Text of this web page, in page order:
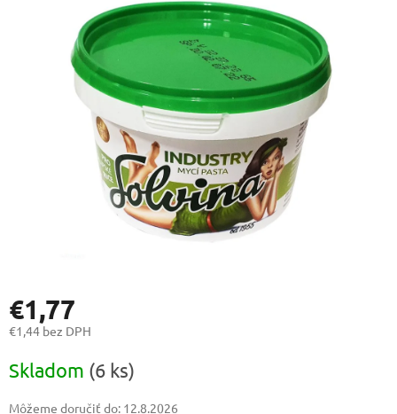
hviezdičiek.
€1,77
€1,44 bez DPH
cena:
Skladom (6 ks)
Môžeme doručiť do: 12.8.2026